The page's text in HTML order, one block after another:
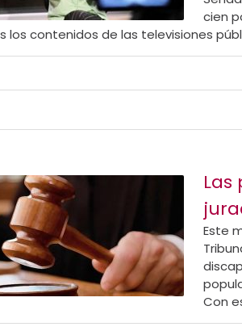
cien
los contenidos de las televisiones
Este
Con